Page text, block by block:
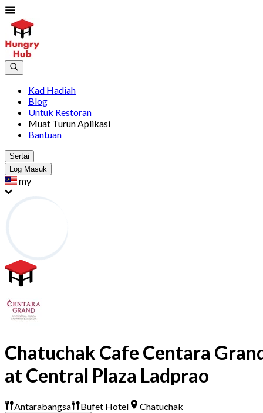
Kad Hadiah
Blog
Untuk Restoran
Muat Turun Aplikasi
Bantuan
Sertai
Log Masuk
my
Chatuchak Cafe Centara
at Central Plaza Ladprao
Antarabangsa Bufet Hotel Chatuchak